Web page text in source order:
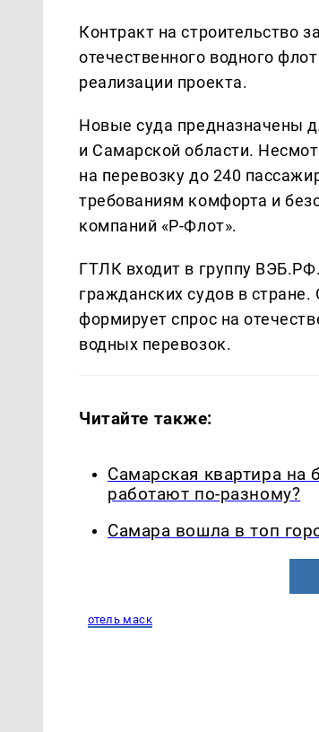
Контракт на строительство
отечественного водного
реализации проекта.
Новые суда предназначены
и Самарской области.
на перевозку до 240
требованиям комфорта и
компаний «Р-Флот».
ГТЛК входит в группу
гражданских судов в
формирует спрос на
водных перевозок.
Читайте также:
Самарская квартира
работают по-разному?
Самара вошла в топ
отель маск